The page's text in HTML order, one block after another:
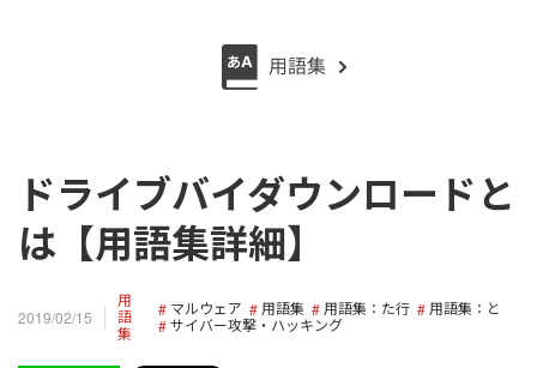
ドライブバイダウンロードと
は【用語集詳細】
2019/02/15
用
語
集
マルウェア 用語集 用語集：た行
用語集：と
サイバー攻撃・ハッキング